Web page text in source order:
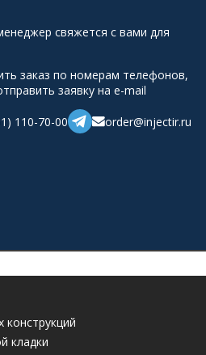
свяжется с вами для
заказ по номерам телефонов,
заявку на e-mail
110-70-00 order@injectir.ru
кладки